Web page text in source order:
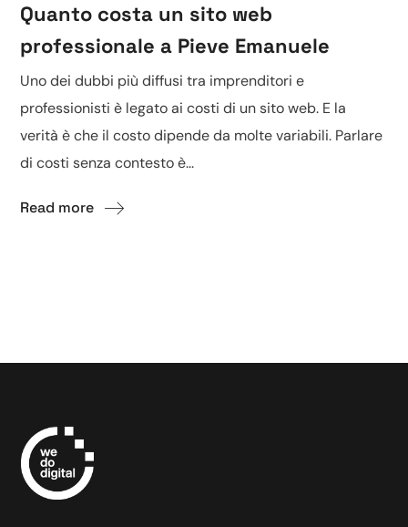
Quanto costa un sito web
professionale a Pieve Emanuele
Uno dei dubbi più diffusi tra imprenditori e
professionisti è legato ai costi di un sito web. E la
verità è che il costo dipende da molte variabili. Parlare
di costi senza contesto è...
Read more